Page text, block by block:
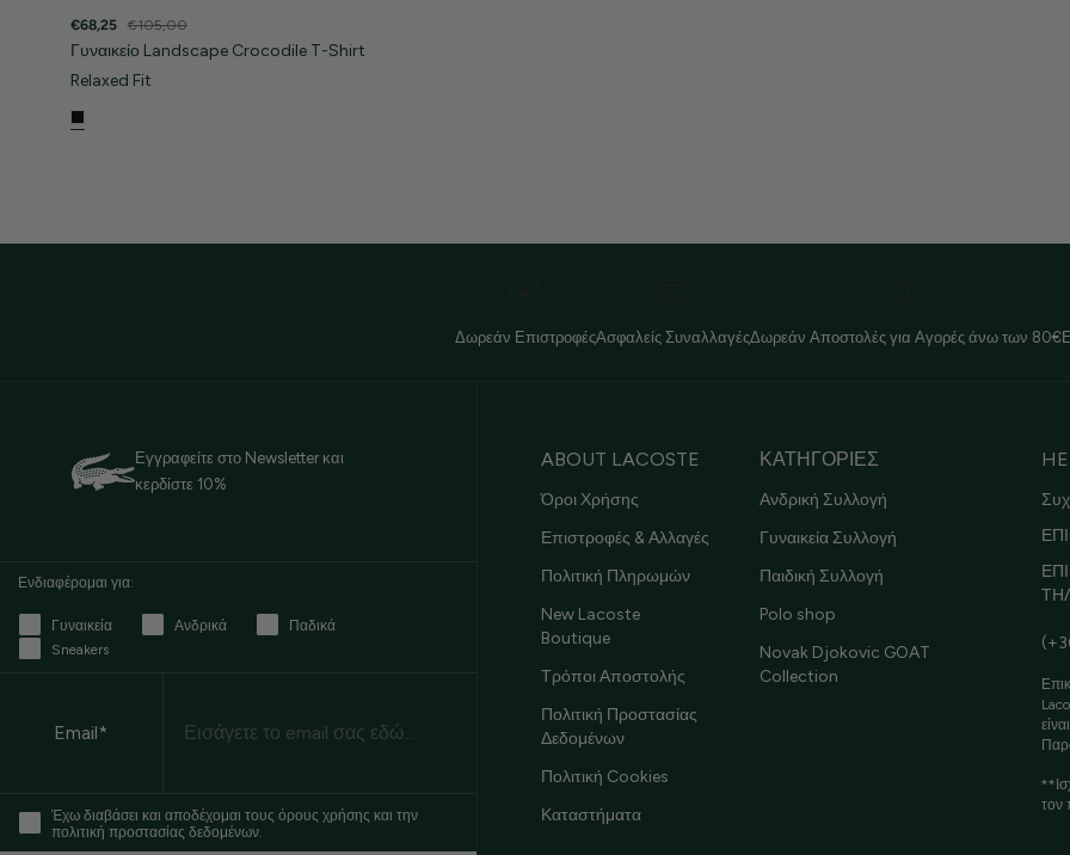
€68,25 €105,00
Γυναικείο Landscape Crocodile T-Shirt
Relaxed Fit
Δωρεάν ΕπιστροφέςΑσφαλείς ΣυναλλαγέςΔωρεάν Αποστολές για Αγορές άνω των 80€
Εγγραφείτε στο Newsletter και
κερδίστε 10%
Ενδιαφέρομαι για:
Γυναικεία Ανδρικά
Παδικά
Sneakers
Email*
Έχω διαβάσει και αποδέχομαι τους όρους χρήσης και την
πολιτική προστασίας δεδομένων.
ABOUT LACOSTE
Όροι Χρήσης
Επιστροφές & Αλλαγές
Πολιτική Πληρωμών
New Lacoste
Boutique
Τρόποι Αποστολής
Πολιτική Προστασίας
Δεδομένων
Πολιτική Cookies
Καταστήματα
ΚΑΤΗΓΟΡΙΕΣ
Ανδρική Συλλογή
Γυναικεία Συλλογή
Παιδική Συλλογή
Polo shop
Novak Djokovic GOAT
Collection
τον